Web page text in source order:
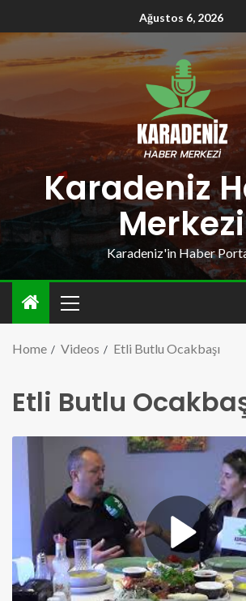
Ağustos 6, 2026
Karadeniz
Merkezi
Karadeniz'in Haber
Home Videos Etli Butlu Ocakbaşı
Etli Butlu